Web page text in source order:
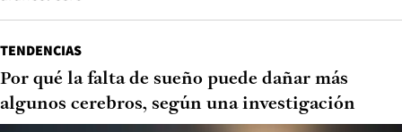
TENDENCIAS
Por qué la falta de sueño puede dañar más
algunos cerebros, según una investigación